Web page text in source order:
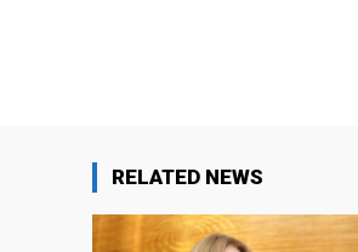
RELATED NEWS